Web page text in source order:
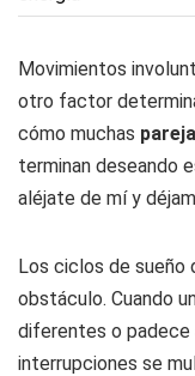
Movimientos
otro factor
cómo muchas
terminan deseando
aléjate de mí y
Los ciclos de sueño
obstáculo. Cuando
diferentes o padece
interrupciones se